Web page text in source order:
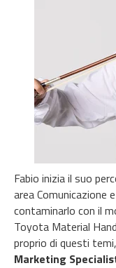
Fabio inizia il suo
area Comunicazione
contaminarlo con il
Toyota Material
proprio di questi
Marketing